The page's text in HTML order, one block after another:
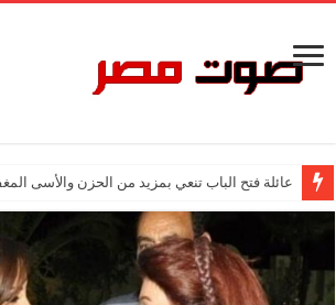
عائلة فتح الباب تنعي بمزيد من الحزن والأسى